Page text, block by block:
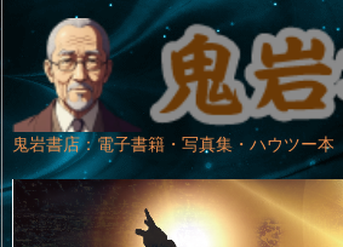
鬼岩書店：電子書籍・写真集・ハウツー本